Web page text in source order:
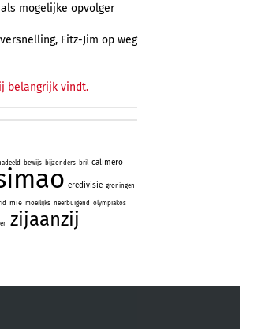
mogelijke opvolger
Fitz-Jim op weg
belangrijk vindt.
bewijs bijzonders bril calimero
eredivisie groningen
mie moeilijks neerbuigend olympiakos
zijaanzij